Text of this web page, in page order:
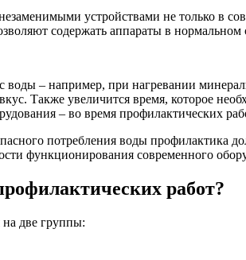
устройствами не только в
содержать аппараты в
воды – например, при нагревании
Также увеличится время, которое
– во время профилактических
потребления воды профилактика
функционирования современного
работ?
две группы: